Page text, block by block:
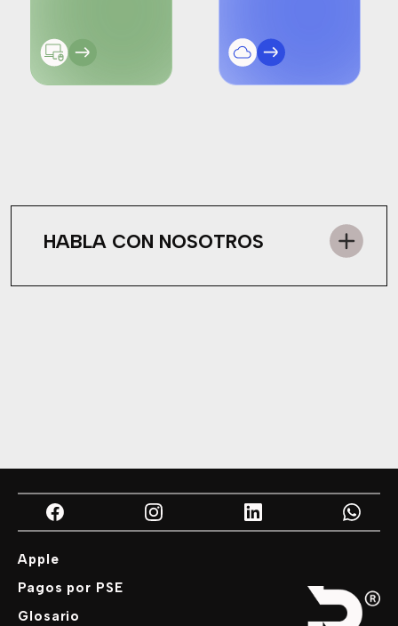
HABLA CON NOSOTROS
Apple
Pagos por PSE
Glosario